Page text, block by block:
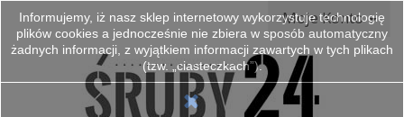
Moje Konto
Informujemy, iż nasz sklep internetowy wykorzystuje technologię
plików cookies a jednocześnie nie zbiera w sposób automatyczny
żadnych informacji, z wyjątkiem informacji zawartych w tych plikach
(tzw. „ciasteczkach”).